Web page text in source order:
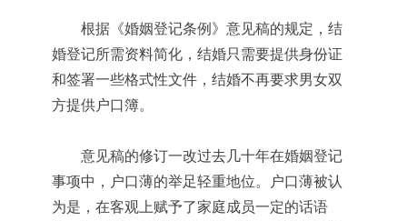
根据《婚姻登记条例》意见稿的规定，结
婚登记所需资料简化，结婚只需要提供身份证
和签署一些格式性文件，结婚不再要求男女双
方提供户口簿。
意见稿的修订一改过去几十年在婚姻登记
事项中，户口薄的举足轻重地位。户口薄被认
为是，在客观上赋予了家庭成员一定的话语